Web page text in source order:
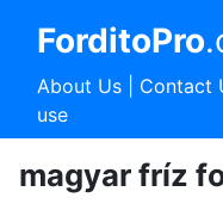
ForditoPro
About Us| Contact
use
magyar fríz